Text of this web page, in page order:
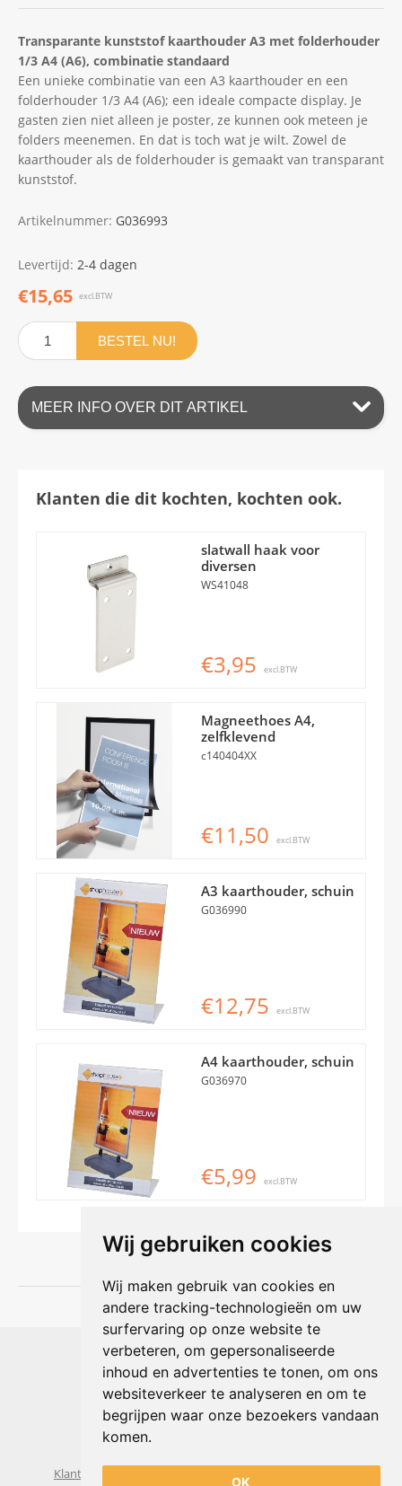
Wij gebruiken cookies
Wij maken gebruik van cookies en
andere tracking-technologieën om uw
surfervaring op onze website te
verbeteren, om gepersonaliseerde
inhoud en advertenties te tonen, om ons
websiteverkeer te analyseren en om te
begrijpen waar onze bezoekers vandaan
komen.
OK
Transparante kunststof kaarthouder A3 met folderhouder
1/3 A4 (A6), combinatie standaard
Een unieke combinatie van een A3 kaarthouder en een
folderhouder 1/3 A4 (A6); een ideale compacte display. Je
gasten zien niet alleen je poster, ze kunnen ook meteen je
folders meenemen. En dat is toch wat je wilt. Zowel de
kaarthouder als de folderhouder is gemaakt van transparant
kunststof.
Artikelnummer: G036993
Levertijd: 2-4 dagen
€15,65 excl.BTW
BESTEL NU!
MEER INFO OVER DIT ARTIKEL
Klanten die dit kochten, kochten ook.
slatwall haak voor
diversen
WS41048
€3,95 excl.BTW
Magneethoes A4,
zelfklevend
c140404XX
€11,50 excl.BTW
A3 kaarthouder, schuin
G036990
€12,75 excl.BTW
A4 kaarthouder, schuin
G036970
€5,99 excl.BTW
Shophouse online
Max Planckstraat 4
6716 BE Ede, Nederland
Telefoon:+31(0)318 618 121
E-mail: info@shophouse.nl
Geopend: ma t/m vr 09:00-17:00 uur
Klantenservice
Algemene voorwaarden